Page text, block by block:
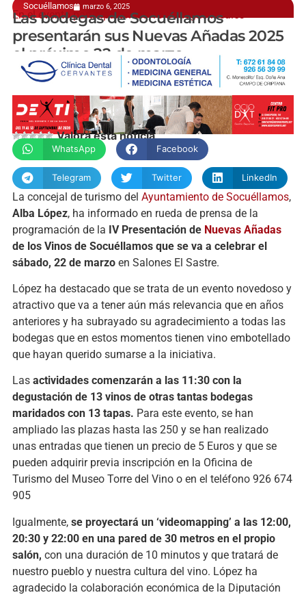
Socuéllamos marzo 6, 2025
En el evento participarán las 13 bodegas locales
Las bodegas de Socuéllamos
presentarán sus Nuevas Añadas 2025
el próximo 22 de marzo
Valora esta noticia
WhatsApp Facebook
Telegram Twitter LinkedIn
La concejal de turismo del Ayuntamiento de Socuéllamos,
Alba López, ha informado en rueda de prensa de la
programación de la IV Presentación deNuevas Añadas
de los Vinos de Socuéllamos que se va a celebrar el
sábado, 22 de marzoen Salones El Sastre.
López ha destacado que se trata de un evento novedoso y
atractivo que va a tener aún más relevancia que en años
anteriores y ha subrayado su agradecimiento a todas las
bodegas que en estos momentos tienen vino embotellado
que hayan querido sumarse a la iniciativa.
Las actividades comenzarán a las 11:30 con la
degustación de 13 vinos de otras tantas bodegas
maridados con 13 tapas. Para este evento, se han
ampliado las plazas hasta las 250 y se han realizado
unas entradas que tienen un precio de 5 Euros y que se
pueden adquirir previa inscripción en la Oficina de
Turismo del Museo Torre del Vino o en el teléfono 926 674
905
Igualmente,se proyectará un ‘videomapping’ a las 12:00,
20:30 y 22:00 en una pared de 30 metros en el propio
salón, con una duración de 10 minutos y que tratará de
nuestro pueblo y nuestra cultura del vino. López ha
agradecido la colaboración económica de la Diputación